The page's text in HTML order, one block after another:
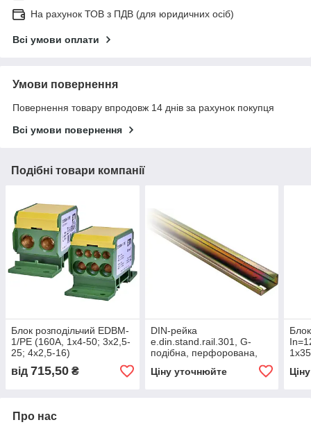
На рахунок ТОВ з ПДВ (для юридичних осіб)
Всі умови оплати
Умови повернення
Повернення товару впродовж 14 днів за рахунок покупця
Всі умови повернення
Подібні товари компанії
Блок розподільчий EDBM-
1/PE (160А, 1x4-50; 3x2,5-
25; 4x2,5-16)
від 715,50 ₴
DIN-рейка
e.din.stand.rail.301, G-
подібна, перфорована,
товщина 1,5мм
Ціну уточнюйте
Про нас